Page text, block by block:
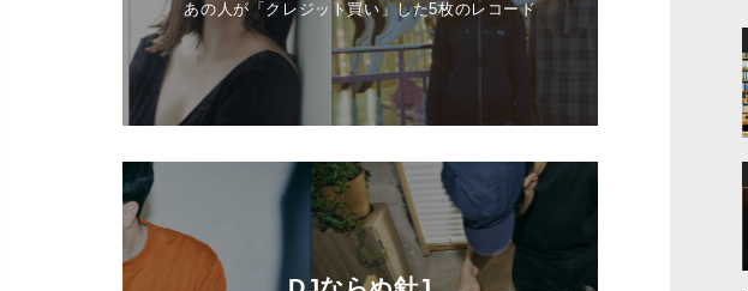
あの人が「クレジット買い」した5枚のレコード